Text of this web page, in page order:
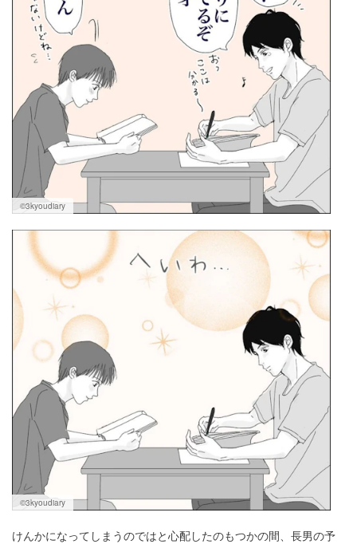
©3kyoudiary
©3kyoudiary
けんかになってしまうのではと心配したのもつかの間、長男の予